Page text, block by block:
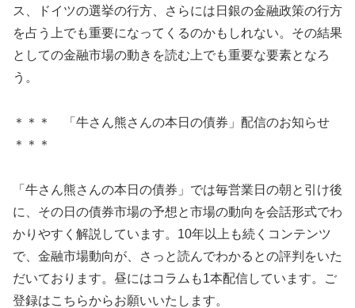
ス、ドイツの選挙の行方、さらには日銀の金融政策の行方
を占う上でも重要になってくるのかもしれない。その結果
としての金融市場の動きを読む上でも重要な要素となろ
う。
＊＊＊ 「牛さん熊さんの本日の債券」配信のお知らせ
＊＊＊
「牛さん熊さんの本日の債券」では毎営業日の朝と引け後
に、その日の債券市場の予想と市場の動向を会話形式でわ
かりやすく解説しています。10年以上も続くコンテンツ
で、金融市場動向が、さっと読んでわかるとの評判をいた
だいております。昼にはコラムも1本配信しています。ご
登録はこちらからお願いいたします。